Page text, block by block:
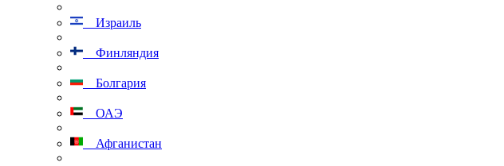
Израиль
Финляндия
Болгария
ОАЭ
Афганистан